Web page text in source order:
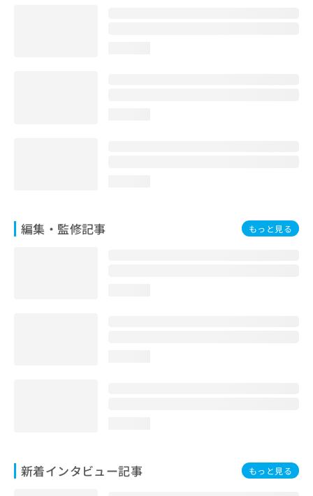
編集・監修記事 もっと見る
新着インタビュー記事 もっと見る